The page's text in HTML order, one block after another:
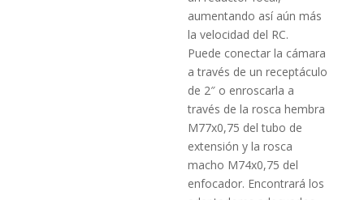
aumentando así aún más
la velocidad del RC.
Puede conectar la cámara
a través de un receptáculo
de 2″ o enroscarla a
través de la rosca hembra
M77x0,75 del tubo de
extensión y la rosca
macho M74x0,75 del
enfocador. Encontrará los